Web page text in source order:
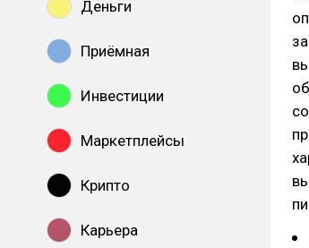
Деньги
Приёмная
Инвестиции
Маркетплейсы
Крипто
Карьера